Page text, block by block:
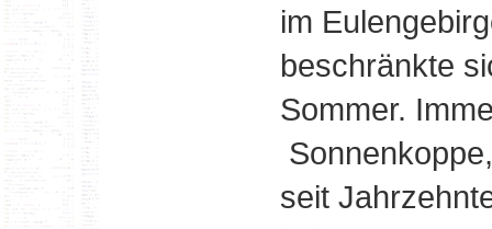
im
beschränkte
Sommer.
seit